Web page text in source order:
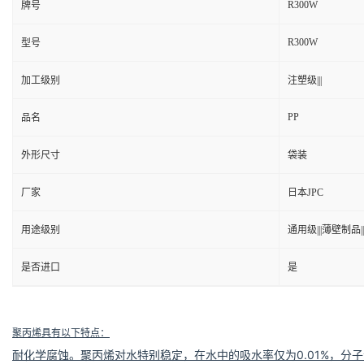
牌号 R300W
型号 R300W
加工级别 注塑级|||
品名 PP
外形尺寸 袋装
厂家 日本JPC
用途级别 通用级|||薄壁制品
是否进口 是
聚丙烯具有以下特点：
耐化学腐蚀。聚丙烯对水特别稳定，在水中的吸水率仅为0.01%，分子